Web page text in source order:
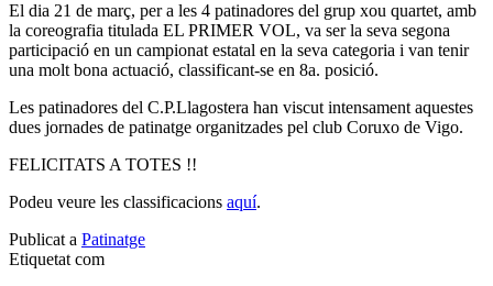
El dia 21 de març, per a les 4 patinadores del grup xou quartet, amb
la coreografia titulada EL PRIMER VOL, va ser la seva segona
participació en un campionat estatal en la seva categoria i van tenir
una molt bona actuació, classificant-se en 8a. posició.
Les patinadores del C.P.Llagostera han viscut intensament aquestes
dues jornades de patinatge organitzades pel club Coruxo de Vigo.
FELICITATS A TOTES !!
Podeu veure les classificacions aquí.
Publicat a Patinatge
Etiquetat com